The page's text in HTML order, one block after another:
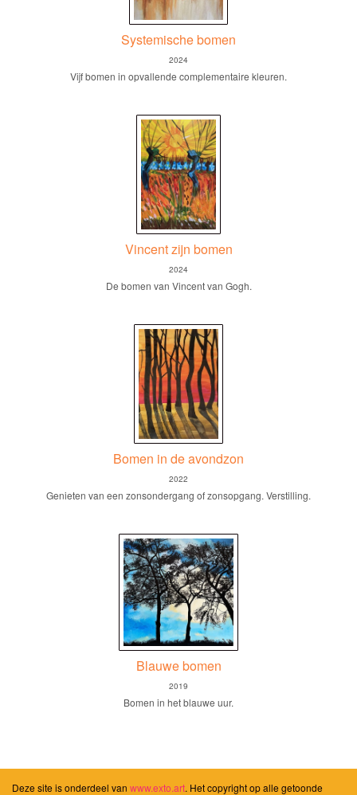
Systemische bomen
2024
Vijf bomen in opvallende complementaire kleuren.
Vincent zijn bomen
2024
De bomen van Vincent van Gogh.
Bomen in de avondzon
2022
Genieten van een zonsondergang of zonsopgang. Verstilling.
Blauwe bomen
2019
Bomen in het blauwe uur.
Deze site is onderdeel van www.exto.art. Het copyright op alle getoonde